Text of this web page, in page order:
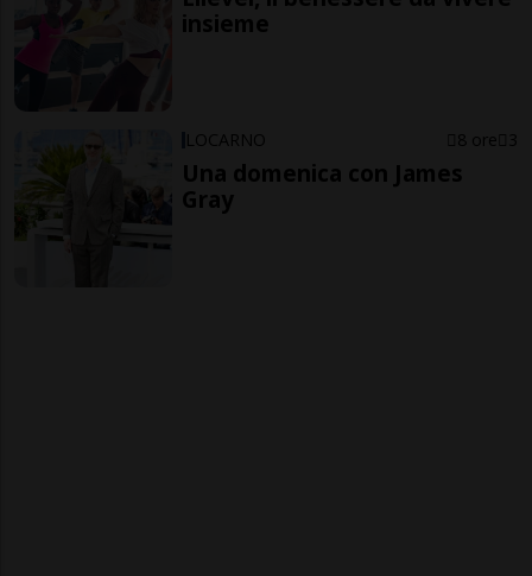
insieme
LOCARNO 8 ore 3
Una domenica con James
Gray